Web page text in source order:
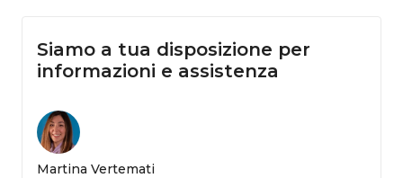
Siamo a tua disposizione per
informazioni e assistenza
Martina Vertemati